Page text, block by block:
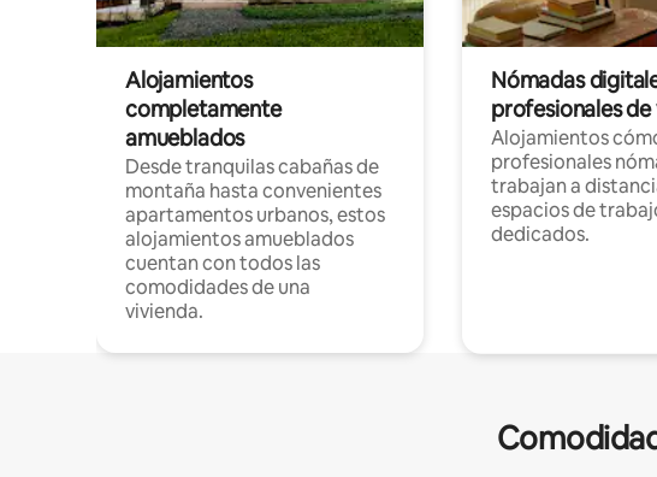
Alojamientos
completamente
amueblados
Desde tranquilas cabañas de
montaña hasta convenientes
apartamentos urbanos, estos
alojamientos amueblados
cuentan con todos las
comodidades de una
vivienda.
Nómadas
profesionales de
Alojamientos
profesionales
trabajan a
espacios de
dedicados.